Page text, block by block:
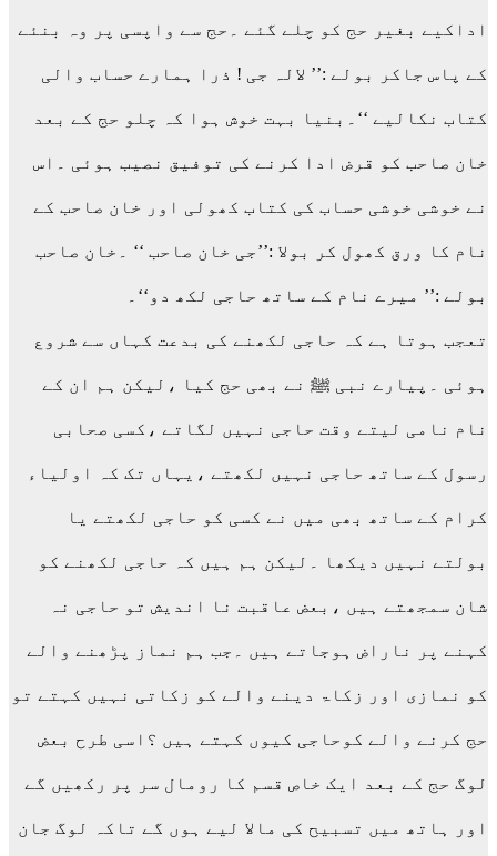
اداکیے بغیر حج کو چلے گئے ۔حج سے واپسی پر وہ بنئے
کے پاس جاکر بولے :’’ لالہ جی ! ذرا ہمارے حساب والی
کتاب نکالیے ‘‘۔بنیا بہت خوش ہوا کہ چلو حج کے بعد
خان صاحب کو قرض ادا کرنے کی توفیق نصیب ہوئی ۔اس
نے خوشی خوشی حساب کی کتاب کھولی اور خان صاحب کے
نام کا ورق کھول کر بولا :’’جی خان صاحب ‘‘ ۔خان صاحب
بولے :’’ میرے نام کے ساتھ حاجی لکھ دو‘‘۔
تعجب ہوتا ہے کہ حاجی لکھنے کی بدعت کہاں سے شروع
ہوئی ۔پیارے نبی ﷺ نے بھی حج کیا ،لیکن ہم ان کے
نام نامی لیتے وقت حاجی نہیں لگاتے ،کسی صحابی
رسول کے ساتھ حاجی نہیں لکھتے ،یہاں تک کہ اولیاء
کرام کے ساتھ بھی میں نے کسی کو حاجی لکھتے یا
بولتے نہیں دیکھا ۔لیکن ہم ہیں کہ حاجی لکھنے کو
شان سمجھتے ہیں ،بعض عاقبت نا اندیش تو حاجی نہ
کہنے پر ناراض ہوجاتے ہیں ۔جب ہم نماز پڑھنے والے
کو نمازی اور زکاۃ دینے والے کو زکاتی نہیں کہتے تو
حج کرنے والے کوحاجی کیوں کہتے ہیں ؟اسی طرح بعض
لوگ حج کے بعد ایک خاص قسم کا رومال سر پر رکھیں گے
اور ہاتھ میں تسبیح کی مالا لیے ہوں گے تاکہ لوگ جان